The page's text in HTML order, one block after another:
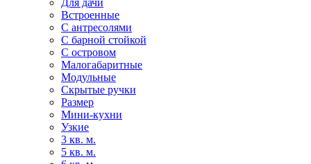
Для дачи
Встроенные
С антресолями
С барной стойкой
С островом
Малогабаритные
Модульные
Скрытые ручки
Размер
Мини-кухни
Узкие
3 кв. м.
5 кв. м.